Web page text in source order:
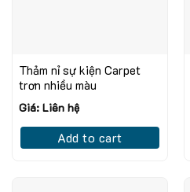
Thảm nỉ sự kiện Carpet
trơn nhiều màu
Giá: Liên hệ
Add to cart